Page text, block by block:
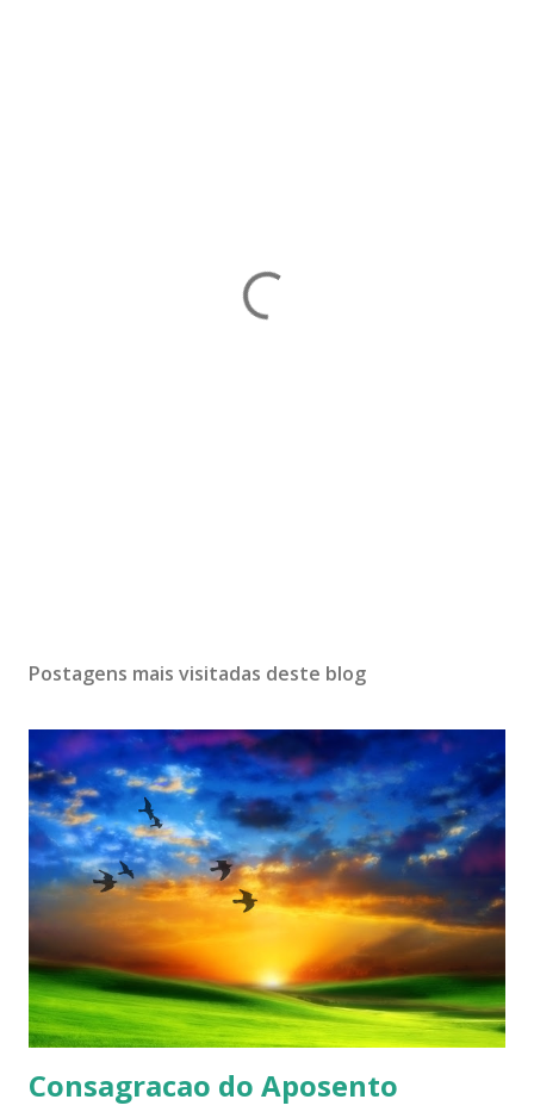
Postagens mais visitadas deste blog
Consagracao do Aposento